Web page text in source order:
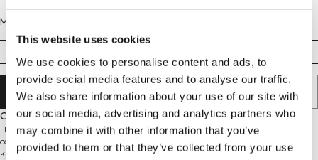
This website uses cookies
We use cookies to personalise content and ads, to
provide social media features and to analyse our traffic.
We also share information about your use of our site with
our social media, advertising and analytics partners who
may combine it with other information that you’ve
provided to them or that they’ve collected from your use
Maat
AAN WINKELWAGENTJE TOEVOEGEN
Omschrijving
Hoge Sokken met een stijlvol streepdesign. Deze ICIW hoge sokken
combineren comfort en stijl voor dagelijks gebruik of tijdens je workouts. De
katoenmix biedt zachtheid tegen je huid terwijl het elastiek zorgt voor een